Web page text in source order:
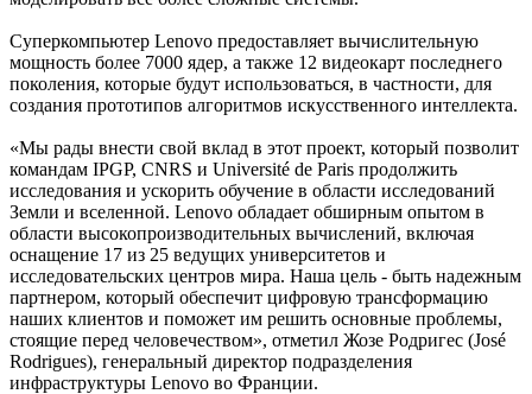
Суперкомпьютер Lenovo предоставляет вычислительную
мощность более 7000 ядер, а также 12 видеокарт последнего
поколения, которые будут использоваться, в частности, для
создания прототипов алгоритмов искусственного интеллекта.
«Мы рады внести свой вклад в этот проект, который позволит
командам IPGP, CNRS и Université de Paris продолжить
исследования и ускорить обучение в области исследований
Земли и вселенной. Lenovo обладает обширным опытом в
области высокопроизводительных вычислений, включая
оснащение 17 из 25 ведущих университетов и
исследовательских центров мира. Наша цель - быть надежным
партнером, который обеспечит цифровую трансформацию
наших клиентов и поможет им решить основные проблемы,
стоящие перед человечеством», отметил Жозе Родригес (José
Rodrigues), генеральный директор подразделения
инфраструктуры Lenovo во Франции.